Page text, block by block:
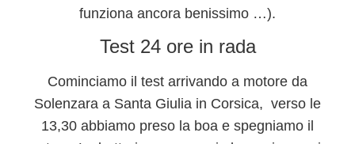
funziona ancora benissimo …).
Test 24 ore in rada
Cominciamo il test arrivando a motore da
Solenzara a Santa Giulia in Corsica, verso le
13,30 abbiamo preso la boa e spegniamo il